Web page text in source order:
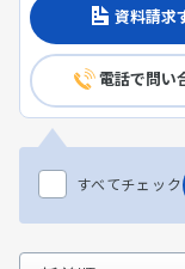
資料請求
電話で問い
すべてチェック